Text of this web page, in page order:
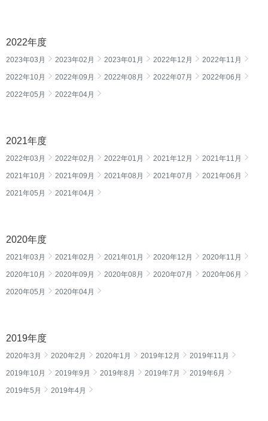
2022年度
2023年03月 2023年02月 2023年01月 2022年12月 2022年11月
2022年10月 2022年09月 2022年08月 2022年07月 2022年06月
2022年05月 2022年04月
2021年度
2022年03月 2022年02月 2022年01月 2021年12月 2021年11月
2021年10月 2021年09月 2021年08月 2021年07月 2021年06月
2021年05月 2021年04月
2020年度
2021年03月 2021年02月 2021年01月 2020年12月 2020年11月
2020年10月 2020年09月 2020年08月 2020年07月 2020年06月
2020年05月 2020年04月
2019年度
2020年3月 2020年2月 2020年1月 2019年12月 2019年11月
2019年10月 2019年9月 2019年8月 2019年7月 2019年6月
2019年5月 2019年4月